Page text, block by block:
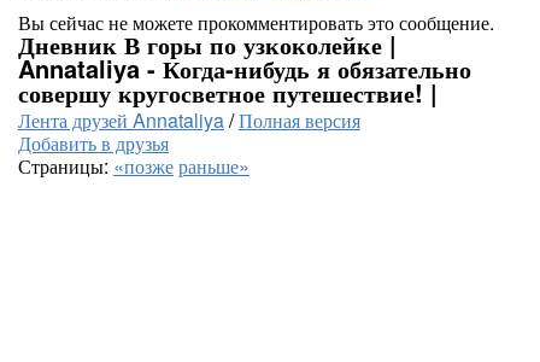
Вы сейчас не можете прокомментировать это сообщение.
Дневник В горы по узкоколейке |
Annataliya - Когда-нибудь я обязательно
совершу кругосветное путешествие! |
Лента друзей Annataliya/Полная версия
Добавить в друзья
Страницы: «позжераньше»